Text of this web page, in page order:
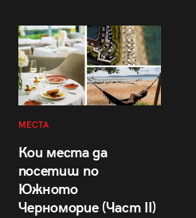
МЕСТА
Кои места да
посетиш по
Южното
Черноморие (Част II)